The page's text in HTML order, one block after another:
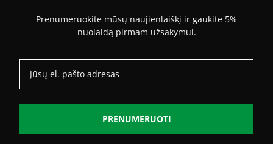
Prenumeruokite mūsų naujienlaiškį ir gaukite 5%
nuolaidą pirmam užsakymui.
PRENUMERUOTI